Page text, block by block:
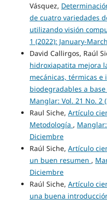
Vásquez,
de cuatro variedades
utilizando visión
1 (2022): January-March
David Callirgos, Raúl
hidroxiapatita mejora
mecánicas, térmicas e
biodegradables a
Manglar: Vol. 21 No. 2
Raul Siche, Artículo
Metodología ,
Diciembre
Raúl Siche, Artículo
un buen resumen ,
Diciembre
Raúl Siche, Artículo
una buena